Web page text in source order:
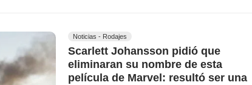
Noticias - Rodajes
Scarlett Johansson pidió que
eliminaran su nombre de esta
película de Marvel: resultó ser una